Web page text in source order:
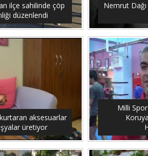
ilçe sahilinde çöp
düzenlendi
Nemrut
aksesuarlar
üretiyor
Milli